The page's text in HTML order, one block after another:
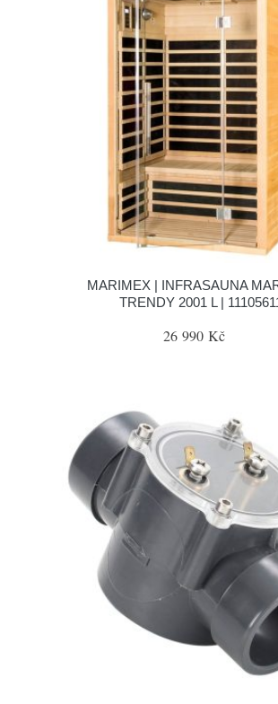
MARIMEX | INFRASAUNA
TRENDY 2001 L |
26 990 Kč